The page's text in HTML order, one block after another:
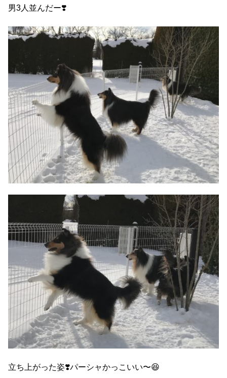
男3人並んだー❣️
立ち上がった姿❣️パーシャかっこいい〜😆